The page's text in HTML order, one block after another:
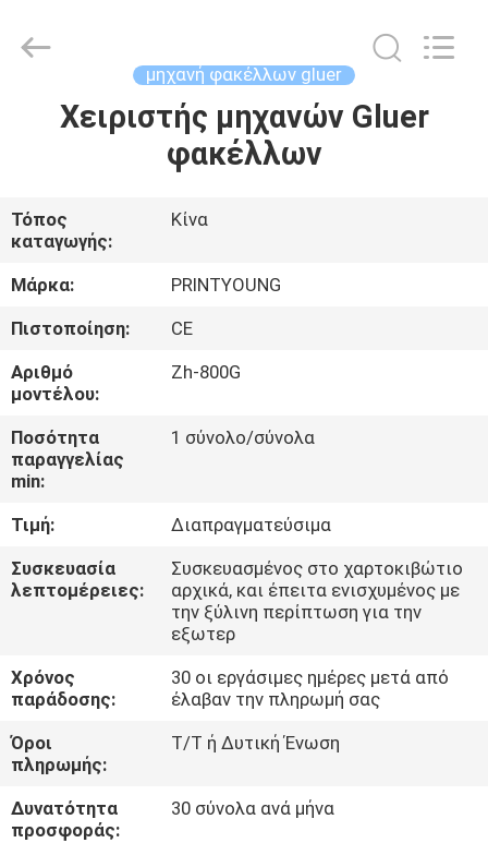
ΣΠΊΤΙ
ΒΊΝΤΕΟ
ΠΕΡΊΠΟΥ
ΕΜΕΊΣ
ΓΎΡΟΣ
ΕΡΓΟΣΤΑΣΊΩΝ
ΠΟΙΟΤΙΚΌΣ
ΈΛΕΓΧΟΣ
ΕΛΆΤΕ
ΕΠΑΦΉ
ΜΕ
Industry
Co.,Ltd.
μηχανή φακέλλων gluer
Χειριστής μηχανών Gluer
φακέλλων
Τόπος
καταγωγής:
Κίνα
Μάρκα:
PRINTYOUNG
Πιστοποίηση:
CE
Αριθμό
μοντέλου:
Zh-800G
Ποσότητα
παραγγελίας
min:
1 σύνολο/σύνολα
Τιμή:
Διαπραγματεύσιμα
Συσκευασία
λεπτομέρειες:
Συσκευασμένος στο χαρτοκιβώτιο
αρχικά, και έπειτα ενισχυμένος με
την ξύλινη περίπτωση για την
εξωτερ
Χρόνος
παράδοσης:
30 οι εργάσιμες ημέρες μετά από
έλαβαν την πληρωμή σας
Όροι
πληρωμής:
T/T ή Δυτική Ένωση
Δυνατότητα
προσφοράς:
30 σύνολα ανά μήνα